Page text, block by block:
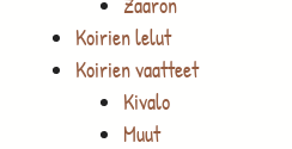
Koirien lelut
Koirien vaatteet
Kivalo
Muut